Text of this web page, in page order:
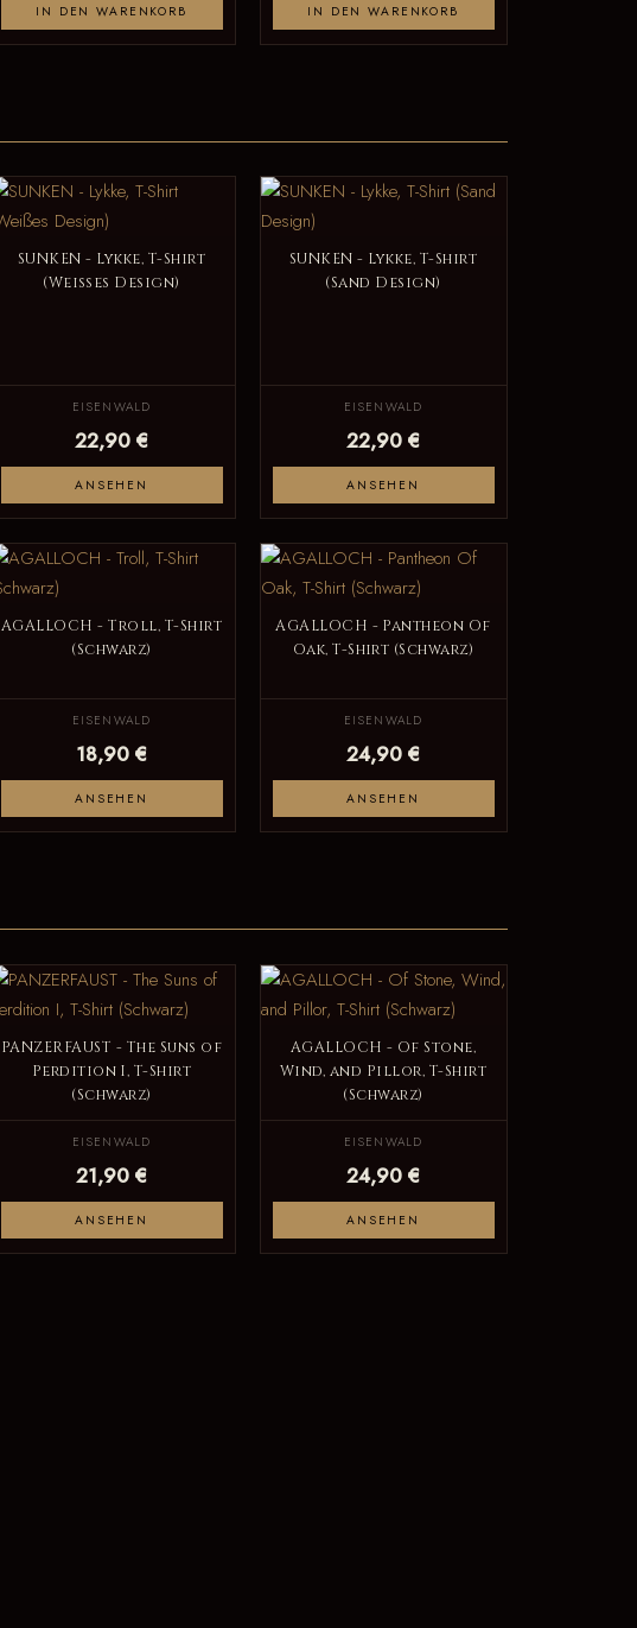
IN DEN WARENKORB IN DEN WARENKORB
SUNKEN - Lykke, T-Shirt
(Weißes Design)
EISENWALD
22,90 €
ANSEHEN
SUNKEN - Lykke, T-Shirt
(Sand Design)
EISENWALD
22,90 €
ANSEHEN
AGALLOCH - Troll, T-Shirt
(Schwarz)
EISENWALD
18,90 €
ANSEHEN
AGALLOCH - Pantheon Of
Oak, T-Shirt (Schwarz)
EISENWALD
24,90 €
ANSEHEN
PANZERFAUST - The Suns of
Perdition I, T-Shirt
(Schwarz)
EISENWALD
21,90 €
ANSEHEN
AGALLOCH - Of Stone,
Wind, and Pillor, T-Shirt
(Schwarz)
EISENWALD
24,90 €
ANSEHEN